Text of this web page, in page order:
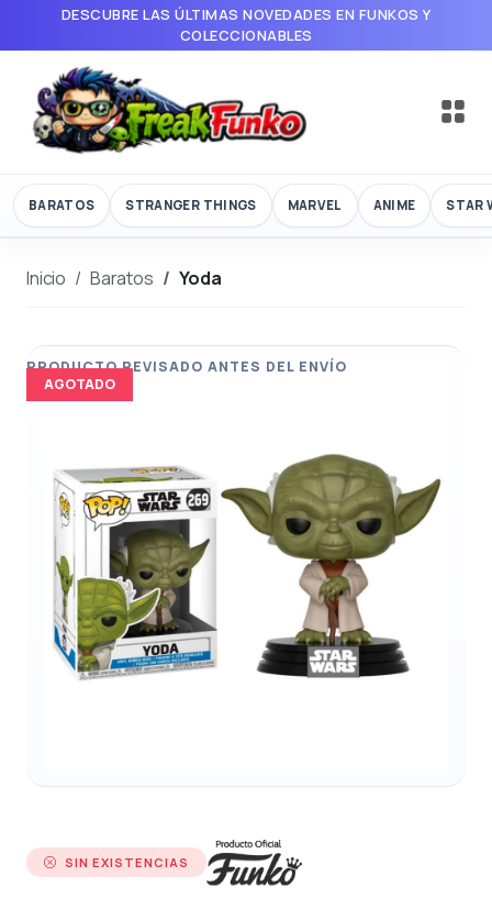
DESCUBRE LAS ÚLTIMAS NOVEDADES EN FUNKOS Y
COLECCIONABLES
BARATOS STRANGER THINGS MARVEL ANIME STAR
Inicio Baratos Yoda
AGOTADO
SIN EXISTENCIAS